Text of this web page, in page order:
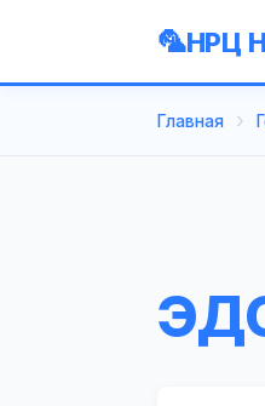
НРЦ
Главная